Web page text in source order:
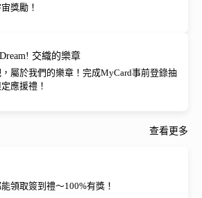
獎勵！
交織的樂章
屬於我們的樂章！完成MyCard事前登錄抽
應援禮！
查看更多
領取簽到禮～100%有獎！